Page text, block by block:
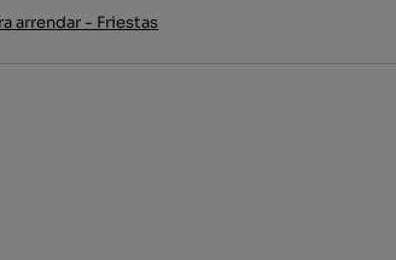
arrendar - Friestas